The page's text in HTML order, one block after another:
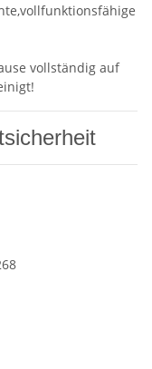
vollständig auf